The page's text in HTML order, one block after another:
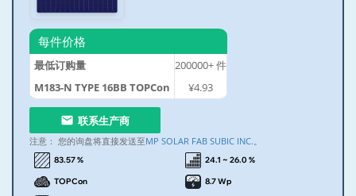
每件价格
最低订购量 200000+件
M183-N TYPE 16BB TOPCon
¥4.93
联系生产商
注意： 您的询盘将直接发送至MP SOLAR FAB SUBIC INC.。
83.57 % 24.1 ~ 26.0 %
TOPCon 8.7 Wp